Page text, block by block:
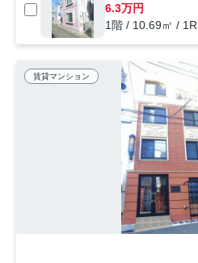
6.3万円
1階 / 10.69㎡ / 1R
賃貸マンション